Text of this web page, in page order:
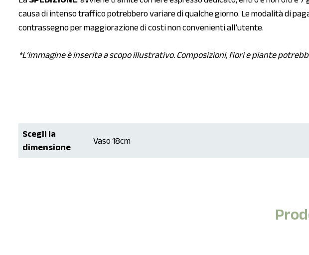
causa di intenso traffico potrebbero variare di qualche giorno. Le modalità di
contrassegno per maggiorazione di costi non convenienti all’utente.
*L’immagine è inserita a scopo illustrativo. Composizioni, fiori e piante
Scegli la
dimensione Vaso 18cm